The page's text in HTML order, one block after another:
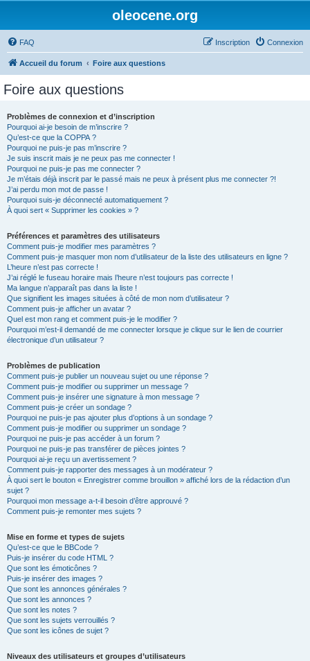
oleocene.org
FAQ Connexion
Inscription
Accueil du forum Foire aux questions
Foire aux questions
Problèmes de connexion et d’inscription
Pourquoi ai-je besoin de m’inscrire ?
Qu’est-ce que la COPPA ?
Pourquoi ne puis-je pas m’inscrire ?
Je suis inscrit mais je ne peux pas me connecter !
Pourquoi ne puis-je pas me connecter ?
Je m’étais déjà inscrit par le passé mais ne peux à présent plus me connecter ?!
J’ai perdu mon mot de passe !
Pourquoi suis-je déconnecté automatiquement ?
À quoi sert « Supprimer les cookies » ?
Préférences et paramètres des utilisateurs
Comment puis-je modifier mes paramètres ?
Comment puis-je masquer mon nom d’utilisateur de la liste des utilisateurs en ligne ?
L’heure n’est pas correcte !
J’ai réglé le fuseau horaire mais l’heure n’est toujours pas correcte !
Ma langue n’apparaît pas dans la liste !
Que signifient les images situées à côté de mon nom d’utilisateur ?
Comment puis-je afficher un avatar ?
Quel est mon rang et comment puis-je le modifier ?
Pourquoi m’est-il demandé de me connecter lorsque je clique sur le lien de courrier
électronique d’un utilisateur ?
Problèmes de publication
Comment puis-je publier un nouveau sujet ou une réponse ?
Comment puis-je modifier ou supprimer un message ?
Comment puis-je insérer une signature à mon message ?
Comment puis-je créer un sondage ?
Pourquoi ne puis-je pas ajouter plus d’options à un sondage ?
Comment puis-je modifier ou supprimer un sondage ?
Pourquoi ne puis-je pas accéder à un forum ?
Pourquoi ne puis-je pas transférer de pièces jointes ?
Pourquoi ai-je reçu un avertissement ?
Comment puis-je rapporter des messages à un modérateur ?
À quoi sert le bouton « Enregistrer comme brouillon » affiché lors de la rédaction d’un
sujet ?
Pourquoi mon message a-t-il besoin d’être approuvé ?
Comment puis-je remonter mes sujets ?
Mise en forme et types de sujets
Qu’est-ce que le BBCode ?
Puis-je insérer du code HTML ?
Que sont les émoticônes ?
Puis-je insérer des images ?
Que sont les annonces générales ?
Que sont les annonces ?
Que sont les notes ?
Que sont les sujets verrouillés ?
Que sont les icônes de sujet ?
Niveaux des utilisateurs et groupes d’utilisateurs